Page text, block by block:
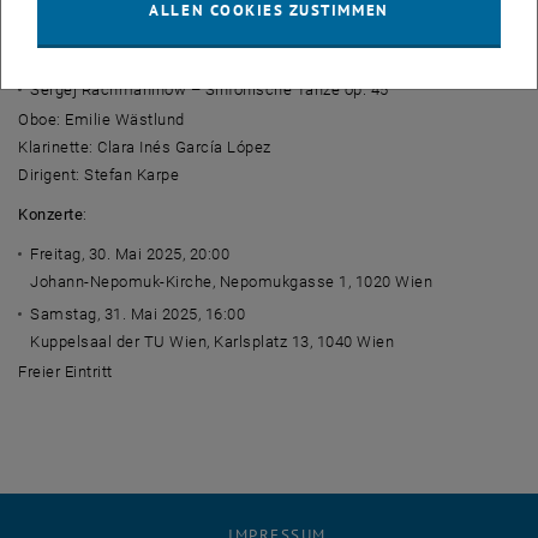
Sergej Rachmaninow – Sinfonische Tänze op. 45
Oboe: Emilie Wästlund
Klarinette: Clara Inés García López
Dirigent: Stefan Karpe
Konzerte:
Freitag, 30. Mai 2025, 20:00
Johann-Nepomuk-Kirche, Nepomukgasse 1, 1020 Wien
Samstag, 31. Mai 2025, 16:00
Kuppelsaal der TU Wien, Karlsplatz 13, 1040 Wien
Freier Eintritt
ALLEN COOKIES ZUSTIMMEN